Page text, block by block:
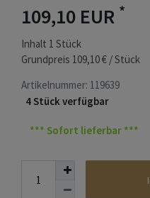
109,10 EUR *
Inhalt 1 Stück
Grundpreis 109,10 € / Stück
Artikelnummer: 119639
4 Stück verfügbar
*** Sofort lieferbar ***